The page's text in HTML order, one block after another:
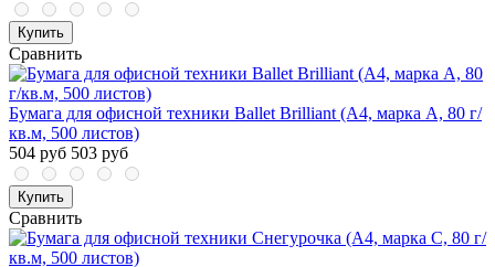
Купить
Сравнить
Бумага для офисной техники Ballet Brilliant (А4, марка A, 80 г/
кв.м, 500 листов)
504 руб 503 руб
Купить
Сравнить